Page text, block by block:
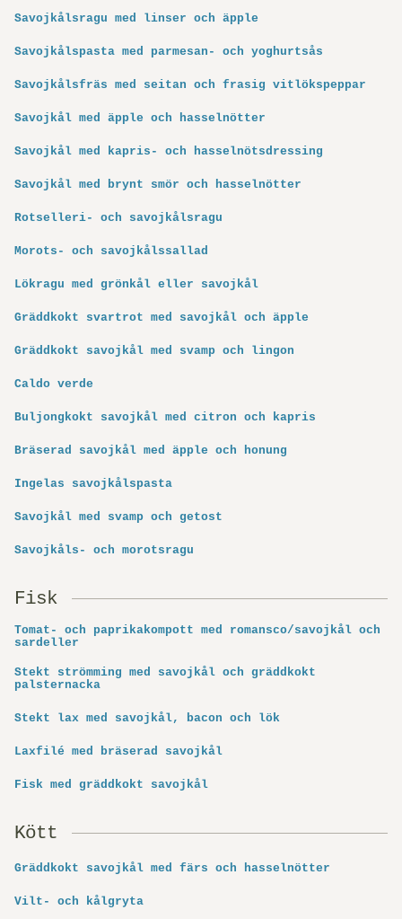
Savojkålsragu med linser och äpple
Savojkålspasta med parmesan- och yoghurtsås
Savojkålsfräs med seitan och frasig vitlökspeppar
Savojkål med äpple och hasselnötter
Savojkål med kapris- och hasselnötsdressing
Savojkål med brynt smör och hasselnötter
Rotselleri- och savojkålsragu
Morots- och savojkålssallad
Lökragu med grönkål eller savojkål
Gräddkokt svartrot med savojkål och äpple
Gräddkokt savojkål med svamp och lingon
Caldo verde
Buljongkokt savojkål med citron och kapris
Bräserad savojkål med äpple och honung
Ingelas savojkålspasta
Savojkål med svamp och getost
Savojkåls- och morotsragu
Fisk
Tomat- och paprikakompott med romansco/savojkål och
sardeller
Stekt strömming med savojkål och gräddkokt
palsternacka
Stekt lax med savojkål, bacon och lök
Laxfilé med bräserad savojkål
Fisk med gräddkokt savojkål
Kött
Gräddkokt savojkål med färs och hasselnötter
Vilt- och kålgryta